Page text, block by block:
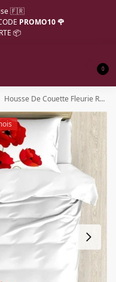
🇫🇷
PROMO10 🌹
📦
0
Housse De Couette Fleurie Rose